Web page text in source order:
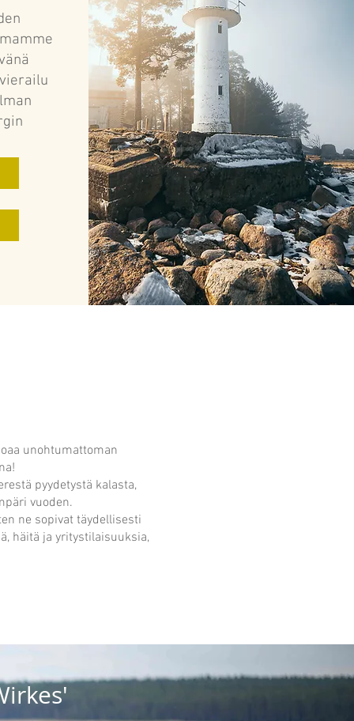
unohtumattoman
pyydetystä kalasta,
vuoden.
ne sopivat täydellisesti
häitä ja yritystilaisuuksia,